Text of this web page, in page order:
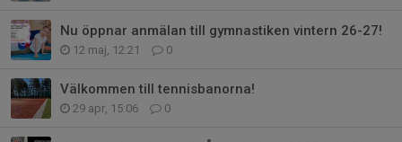
Nu öppnar anmälan till gymnastiken vintern 26-27!
12 maj, 12:21 0
Välkommen till tennisbanorna!
29 apr, 15:06 0